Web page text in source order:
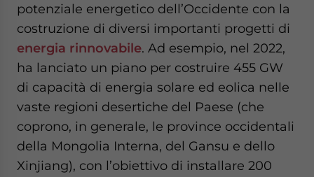
potenziale energetico dell’Occidente con la
costruzione di diversi importanti progetti di
energia rinnovabile. Ad esempio, nel 2022,
ha lanciato un piano per costruire 455 GW
di capacità di energia solare ed eolica nelle
vaste regioni desertiche del Paese (che
coprono, in generale, le province occidentali
della Mongolia Interna, del Gansu e dello
Xinjiang), con l’obiettivo di installare 200